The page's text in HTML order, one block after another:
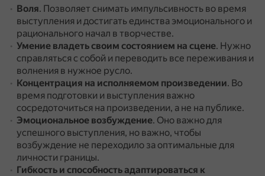
Воля. Позволяет снимать импульсивность во время
выступления и достигать единства эмоционального и
рационального начал в творчестве.
Умение владеть своим состоянием на сцене. Нужно
справляться с собой и переводить все переживания и
волнения в нужное русло.
Концентрация на исполняемом произведении. Во
время подготовки и выступления важно
сосредоточиться на произведении, а не на публике.
Эмоциональное возбуждение. Оно важно для
успешного выступления, но важно, чтобы
возбуждение не переходило за оптимальные для
личности границы.
Гибкость и способность адаптироваться к